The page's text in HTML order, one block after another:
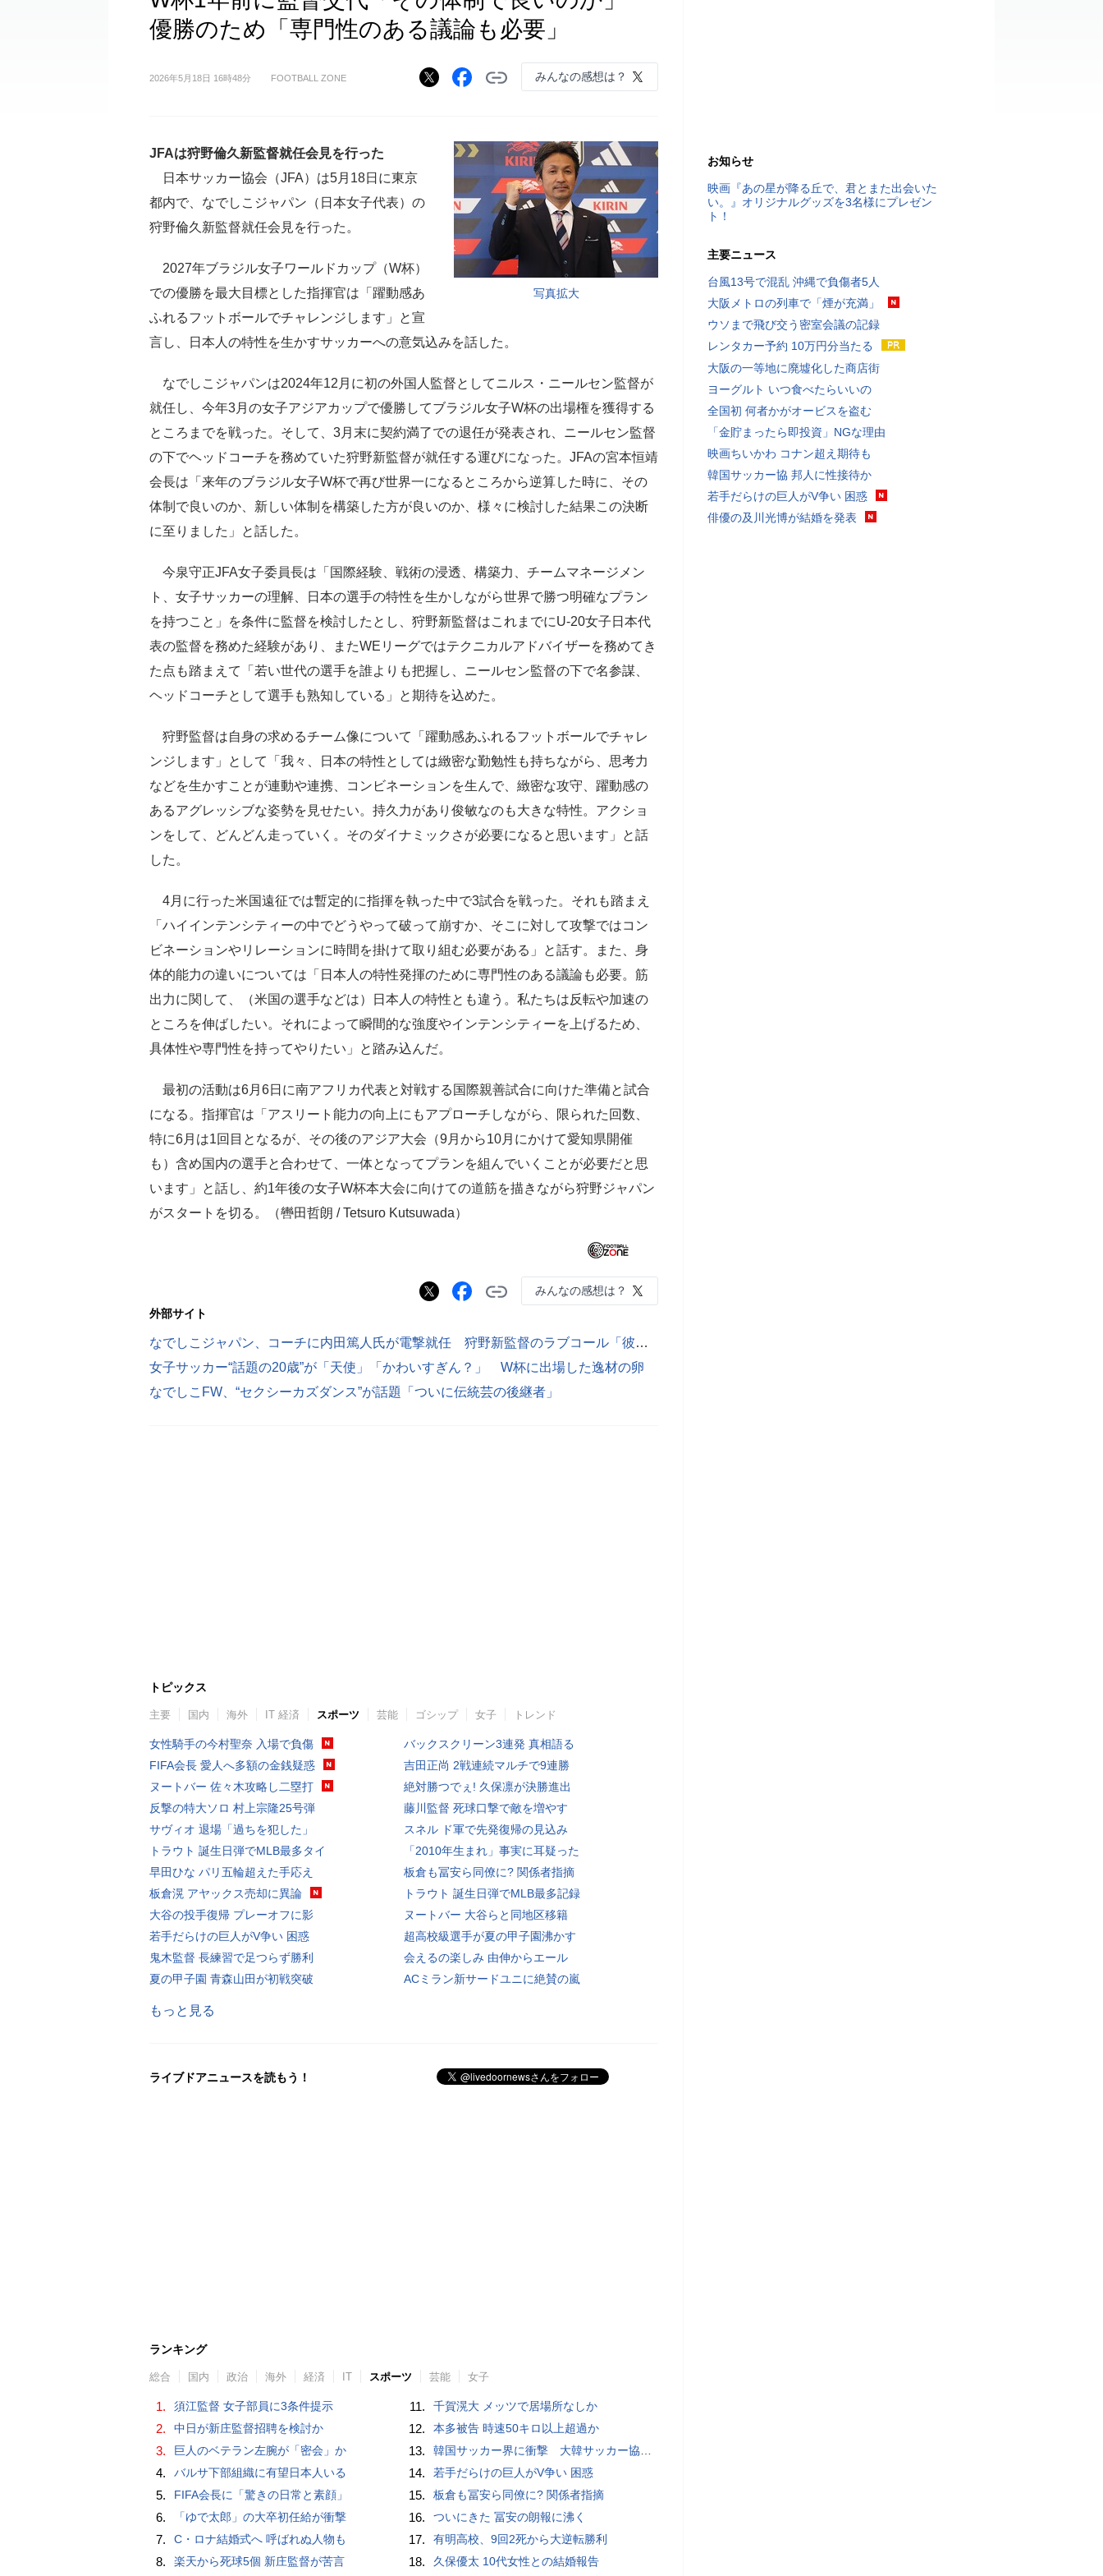
優勝のため「専門性のある議論も必要」
2026年5月18日 16時48分 FOOTBALL ZONE みんなの感想は？
写真拡大
JFAは狩野倫久新監督就任会見を行った
日本サッカー協会（JFA）は5月18日に東京
都内で、なでしこジャパン（日本女子代表）の
狩野倫久新監督就任会見を行った。
2027年ブラジル女子ワールドカップ（W杯）
での優勝を最大目標とした指揮官は「躍動感あ
ふれるフットボールでチャレンジします」と宣
言し、日本人の特性を生かすサッカーへの意気込みを話した。
なでしこジャパンは2024年12月に初の外国人監督としてニルス・ニールセン監督が
就任し、今年3月の女子アジアカップで優勝してブラジル女子W杯の出場権を獲得する
ところまでを戦った。そして、3月末に契約満了での退任が発表され、ニールセン監督
の下でヘッドコーチを務めていた狩野新監督が就任する運びになった。JFAの宮本恒靖
会長は「来年のブラジル女子W杯で再び世界一になるところから逆算した時に、その
体制で良いのか、新しい体制を構築した方が良いのか、様々に検討した結果この決断
に至りました」と話した。
今泉守正JFA女子委員長は「国際経験、戦術の浸透、構築力、チームマネージメン
ト、女子サッカーの理解、日本の選手の特性を生かしながら世界で勝つ明確なプラン
を持つこと」を条件に監督を検討したとし、狩野新監督はこれまでにU-20女子日本代
表の監督を務めた経験があり、またWEリーグではテクニカルアドバイザーを務めてき
た点も踏まえて「若い世代の選手を誰よりも把握し、ニールセン監督の下で名参謀、
ヘッドコーチとして選手も熟知している」と期待を込めた。
狩野監督は自身の求めるチーム像について「躍動感あふれるフットボールでチャレ
ンジします」として「我々、日本の特性としては緻密な勤勉性も持ちながら、思考力
などを生かすことが連動や連携、コンビネーションを生んで、緻密な攻守、躍動感の
あるアグレッシブな姿勢を見せたい。持久力があり俊敏なのも大きな特性。アクショ
ンをして、どんどん走っていく。そのダイナミックさが必要になると思います」と話
した。
4月に行った米国遠征では暫定的に指揮を執った中で3試合を戦った。それも踏まえ
「ハイインテンシティーの中でどうやって破って崩すか、そこに対して攻撃ではコン
ビネーションやリレーションに時間を掛けて取り組む必要がある」と話す。また、身
体的能力の違いについては「日本人の特性発揮のために専門性のある議論も必要。筋
出力に関して、（米国の選手などは）日本人の特性とも違う。私たちは反転や加速の
ところを伸ばしたい。それによって瞬間的な強度やインテンシティーを上げるため、
具体性や専門性を持ってやりたい」と踏み込んだ。
最初の活動は6月6日に南アフリカ代表と対戦する国際親善試合に向けた準備と試合
になる。指揮官は「アスリート能力の向上にもアプローチしながら、限られた回数、
特に6月は1回目となるが、その後のアジア大会（9月から10月にかけて愛知県開催
も）含め国内の選手と合わせて、一体となってプランを組んでいくことが必要だと思
います」と話し、約1年後の女子W杯本大会に向けての道筋を描きながら狩野ジャパン
がスタートを切る。（轡田哲朗 / Tetsuro Kutsuwada）
みんなの感想は？
外部サイト
なでしこジャパン、コーチに内田篤人氏が電撃就任 狩野新監督のラブコール「彼が必要だと」
女子サッカー“話題の20歳”が「天使」「かわいすぎん？」 W杯に出場した逸材の卵
なでしこFW、“セクシーカズダンス”が話題「ついに伝統芸の後継者」
トピックス
主要 国内 海外 IT 経済 スポーツ 芸能 ゴシップ 女子 トレンド
女性騎手の今村聖奈 入場で負傷
FIFA会長 愛人へ多額の金銭疑惑
ヌートバー 佐々木攻略し二塁打
反撃の特大ソロ 村上宗隆25号弾
サヴィオ 退場「過ちを犯した」
トラウト 誕生日弾でMLB最多タイ
早田ひな パリ五輪超えた手応え
板倉滉 アヤックス売却に異論
大谷の投手復帰 プレーオフに影
若手だらけの巨人がV争い 困惑
鬼木監督 長練習で足つらず勝利
夏の甲子園 青森山田が初戦突破
バックスクリーン3連発 真相語る
吉田正尚 2戦連続マルチで9連勝
絶対勝つでぇ! 久保凛が決勝進出
藤川監督 死球口撃で敵を増やす
スネル ド軍で先発復帰の見込み
「2010年生まれ」事実に耳疑った
板倉も冨安ら同僚に? 関係者指摘
トラウト 誕生日弾でMLB最多記録
ヌートバー 大谷らと同地区移籍
超高校級選手が夏の甲子園沸かす
会えるの楽しみ 由伸からエール
ACミラン新サードユニに絶賛の嵐
もっと見る
ライブドアニュースを読もう！
ランキング
総合 国内 政治 海外 経済 IT スポーツ 芸能 女子
1. 須江監督 女子部員に3条件提示
2. 中日が新庄監督招聘を検討か
3. 巨人のベテラン左腕が「密会」か
4. バルサ下部組織に有望日本人いる
5. FIFA会長に「驚きの日常と素顔」
6. 「ゆで太郎」の大卒初任給が衝撃
7. C・ロナ結婚式へ 呼ばれぬ人物も
8. 楽天から死球5個 新庄監督が苦言
11. 千賀滉大 メッツで居場所なしか
12. 本多被告 時速50キロ以上超過か
13. 韓国サッカー界に衝撃 大韓サッカー協会に外国人審判への“性的接待”疑惑 韓国メディアが報道
14. 若手だらけの巨人がV争い 困惑
15. 板倉も冨安ら同僚に? 関係者指摘
16. ついにきた 冨安の朗報に沸く
17. 有明高校、9回2死から大逆転勝利
18. 久保優太 10代女性との結婚報告
お知らせ
映画『あの星が降る丘で、君とまた出会いた
い。』オリジナルグッズを3名様にプレゼン
ト！
主要ニュース
台風13号で混乱 沖縄で負傷者5人
大阪メトロの列車で「煙が充満」
ウソまで飛び交う密室会議の記録
レンタカー予約 10万円分当たる
大阪の一等地に廃墟化した商店街
ヨーグルト いつ食べたらいいの
全国初 何者かがオービスを盗む
「金貯まったら即投資」NGな理由
映画ちいかわ コナン超え期待も
韓国サッカー協 邦人に性接待か
若手だらけの巨人がV争い 困惑
俳優の及川光博が結婚を発表